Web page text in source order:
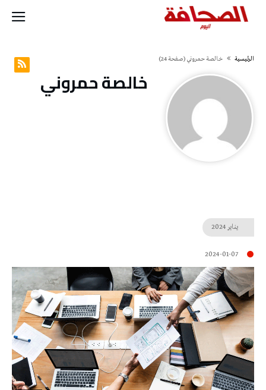
‫الرئيسية‬ خالصة حمروني (‫صفحة‬ 24)
خالصة حمروني
يناير 2024
2024-01-07